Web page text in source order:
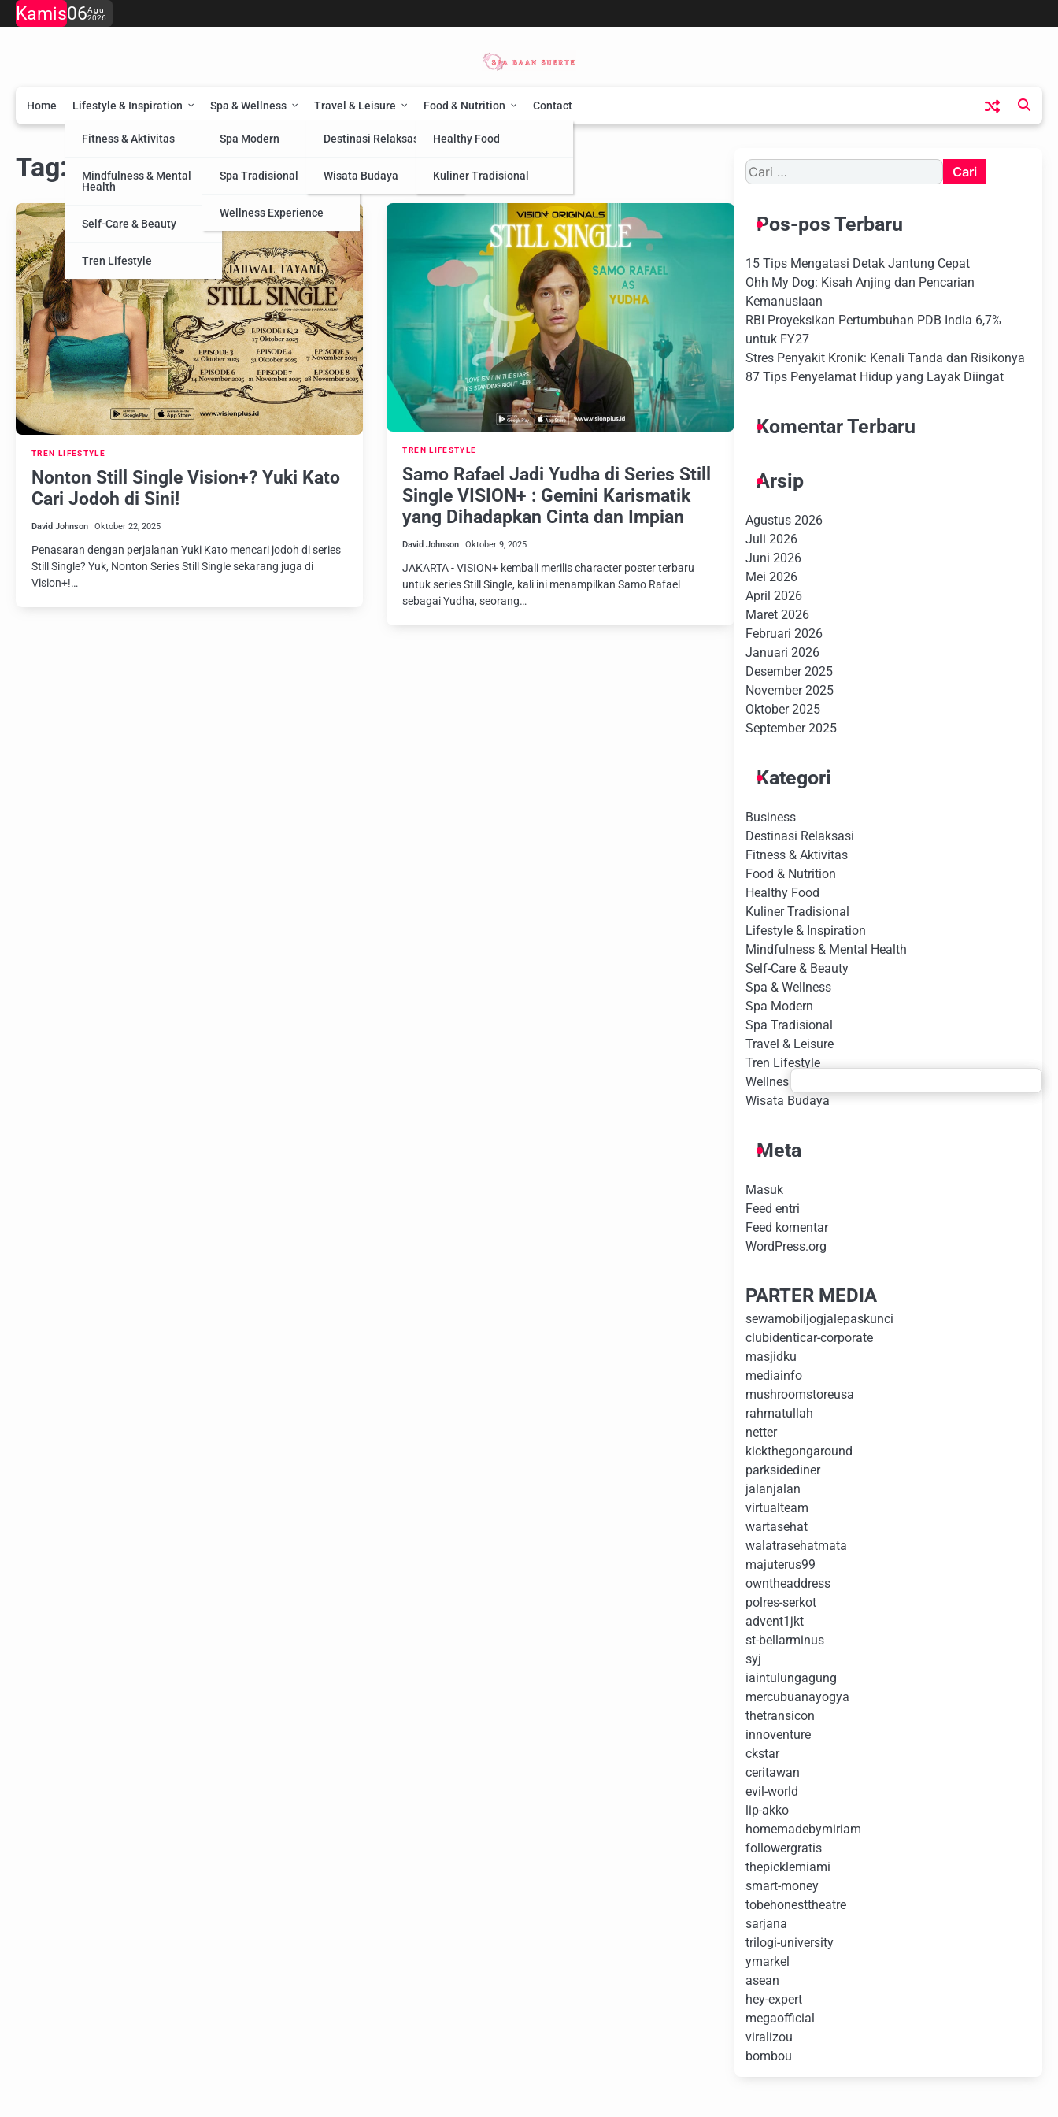
Skip
to
Kamis06Agu
2026
Home Lifestyle & Inspiration
Fitness & Aktivitas
Mindfulness & Mental
Health
Self-Care & Beauty
Tren Lifestyle
Spa & Wellness
Spa Modern
Spa Tradisional
Wellness Experience
Travel & Leisure
Destinasi Relaksasi
Wisata Budaya
Food & Nutrition
Healthy Food
Kuliner Tradisional
Contact
Tag: Vision
TREN LIFESTYLE
Nonton Still Single Vision+? Yuki Kato
Cari Jodoh di Sini!
David Johnson Oktober 22, 2025
Penasaran dengan perjalanan Yuki Kato mencari jodoh di series
Still Single? Yuk, Nonton Series Still Single sekarang juga di
Vision+!…
TREN LIFESTYLE
Samo Rafael Jadi Yudha di Series Still
Single VISION+ : Gemini Karismatik
yang Dihadapkan Cinta dan Impian
David Johnson Oktober 9, 2025
JAKARTA - VISION+ kembali merilis character poster terbaru
untuk series Still Single, kali ini menampilkan Samo Rafael
sebagai Yudha, seorang…
Cari
untuk:
Pos-pos Terbaru
15 Tips Mengatasi Detak Jantung Cepat
Ohh My Dog: Kisah Anjing dan Pencarian
Kemanusiaan
RBI Proyeksikan Pertumbuhan PDB India 6,7%
untuk FY27
Stres Penyakit Kronik: Kenali Tanda dan Risikonya
87 Tips Penyelamat Hidup yang Layak Diingat
Komentar Terbaru
Arsip
Agustus 2026
Juli 2026
Juni 2026
Mei 2026
April 2026
Maret 2026
Februari 2026
Januari 2026
Desember 2025
November 2025
Oktober 2025
September 2025
Kategori
Business
Destinasi Relaksasi
Fitness & Aktivitas
Food & Nutrition
Healthy Food
Kuliner Tradisional
Lifestyle & Inspiration
Mindfulness & Mental Health
Self-Care & Beauty
Spa & Wellness
Spa Modern
Spa Tradisional
Travel & Leisure
Tren Lifestyle
Wellness Experience
Wisata Budaya
Meta
Masuk
Feed entri
Feed komentar
WordPress.org
PARTER MEDIA
sewamobiljogjalepaskunci
clubidenticar-corporate
masjidku
mediainfo
mushroomstoreusa
rahmatullah
netter
kickthegongaround
parksidediner
jalanjalan
virtualteam
wartasehat
walatrasehatmata
majuterus99
owntheaddress
polres-serkot
advent1jkt
st-bellarminus
syj
iaintulungagung
mercubuanayogya
thetransicon
innoventure
ckstar
ceritawan
evil-world
lip-akko
homemadebymiriam
followergratis
thepicklemiami
smart-money
tobehonesttheatre
sarjana
trilogi-university
ymarkel
asean
hey-expert
megaofficial
viralizou
bombou